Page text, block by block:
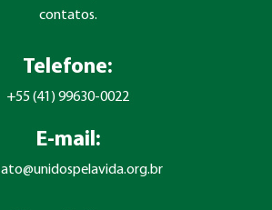
contatos.
Telefone:
+55 (41) 99630-0022
E-mail: